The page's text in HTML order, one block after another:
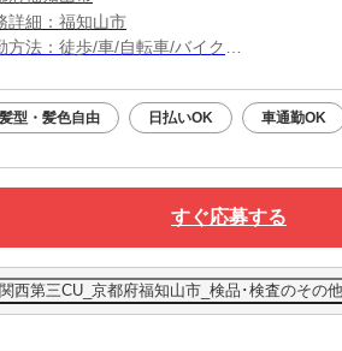
詳細：福知山市
方法：徒歩/車/自転車/バイク
内の（無料）駐車場利用OK
髪型・髪色自由 日払いOK 車通勤OK
すぐ応募する
第三CU_京都府福知山市_検品･検査のその